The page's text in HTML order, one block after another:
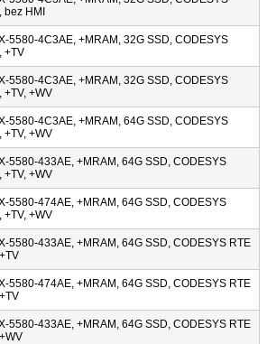
bez HMI
5580-4C3AE, +MRAM, 32G SSD, CODESYS
+TV
5580-4C3AE, +MRAM, 32G SSD, CODESYS
+TV, +WV
5580-4C3AE, +MRAM, 64G SSD, CODESYS
+TV, +WV
5580-433AE, +MRAM, 64G SSD, CODESYS
+TV, +WV
5580-474AE, +MRAM, 64G SSD, CODESYS
+TV, +WV
5580-433AE, +MRAM, 64G SSD, CODESYS RTE
5580-474AE, +MRAM, 64G SSD, CODESYS RTE
5580-433AE, +MRAM, 64G SSD, CODESYS RTE